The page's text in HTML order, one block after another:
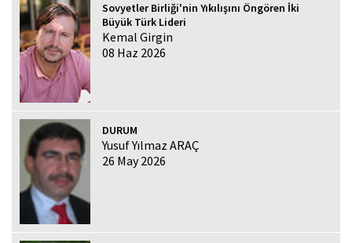
Sovyetler Birliği'nin Yıkılışını Öngören İki
Büyük Türk Lideri
Kemal Girgin
08 Haz 2026
DURUM
Yusuf Yılmaz ARAÇ
26 May 2026